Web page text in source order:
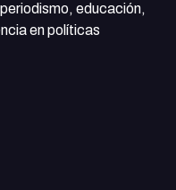
educación,
en políticas